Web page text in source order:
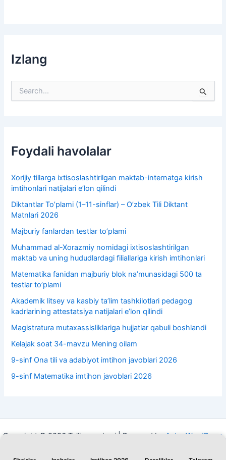
Izlang
f
o
:
Foydali havolalar
Xorijiy tillarga ixtisoslashtirilgan maktab-internatga kirish
imtihonlari natijalari e’lon qilindi
Diktantlar To’plami (1–11-sinflar) – O’zbek Tili Diktant
Matnlari 2026
Majburiy fanlardan testlar to’plami
Muhammad al-Xorazmiy nomidagi ixtisoslashtirilgan
maktab va uning hududlardagi filiallariga kirish imtihonlari
Matematika fanidan majburiy blok na’munasidagi 500 ta
testlar to’plami
Akademik litsey va kasbiy taʼlim tashkilotlari pedagog
kadrlarining attestatsiya natijalari e’lon qilindi
Magistratura mutaxassisliklariga hujjatlar qabuli boshlandi
Kelajak soat 34-mavzu Mening oilam
9-sinf Ona tili va adabiyot imtihon javoblari 2026
9-sinf Matematika imtihon javoblari 2026
Copyright © 2026 Ta'lim markazi | Powered by
Astra WordPress